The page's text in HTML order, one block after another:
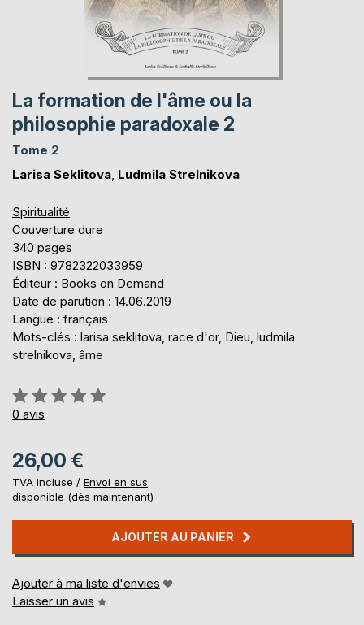
La formation de l'âme ou la
philosophie paradoxale 2
Tome 2
Larisa Seklitova, Ludmila Strelnikova
Spiritualité
Couverture dure
340 pages
ISBN : 9782322033959
Éditeur : Books on Demand
Date de parution : 14.06.2019
Langue : français
Mots-clés : larisa seklitova, race d'or, Dieu, ludmila
strelnikova, âme
Évaluation:
0%
0 avis
26,00 €
TVA incluse / Envoi en sus
disponible (dès maintenant)
AJOUTER AU PANIER
Ajouter à ma liste d'envies
Laisser un avis